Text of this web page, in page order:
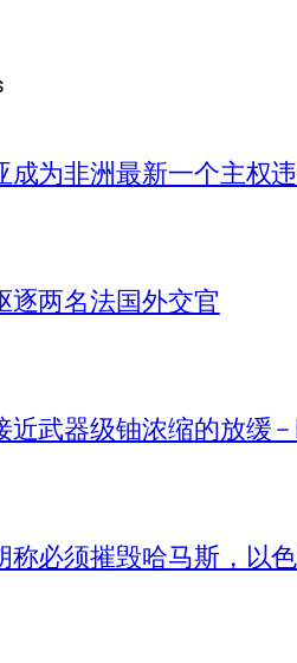
成为非洲最新一个主权
逐两名法国外交官
近武器级铀浓缩的放缓 –
称必须摧毁哈马斯，以